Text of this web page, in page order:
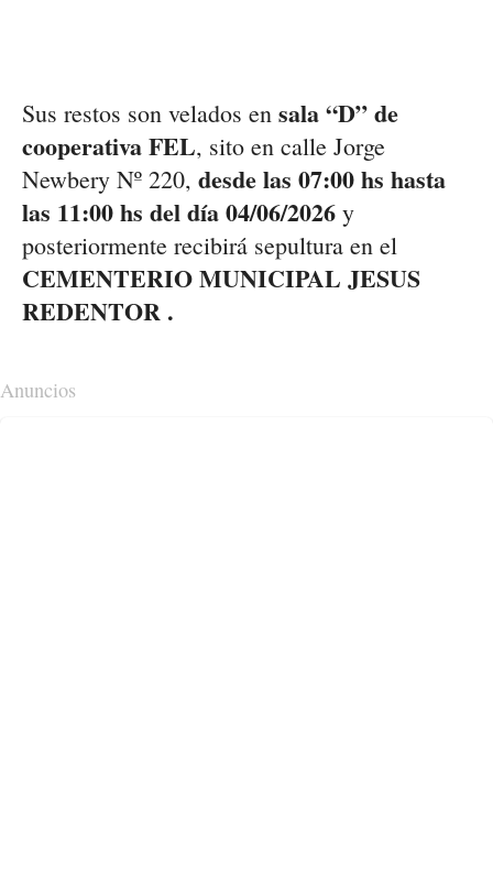
Sus restos son velados en sala “D” de
cooperativa FEL, sito en calle Jorge
Newbery Nº 220, desde las 07:00 hs hasta
las 11:00 hs del día 04/06/2026 y
posteriormente recibirá sepultura en el
CEMENTERIO MUNICIPAL JESUS
REDENTOR .
Anuncios